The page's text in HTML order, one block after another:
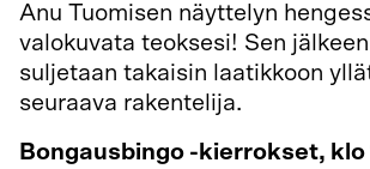
Anu Tuomisen näyttelyn
valokuvata teoksesi! Sen
suljetaan takaisin laatikkoon
seuraava rakentelija.
Bongausbingo -kierrokset, klo